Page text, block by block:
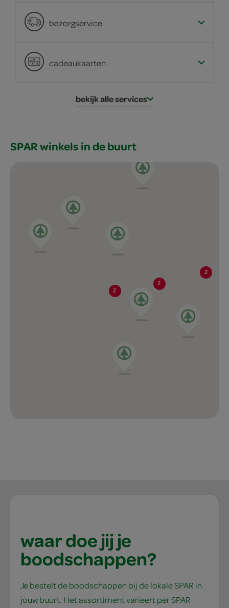
bezorgservice
cadeaukaarten
bekijk alle services
SPAR winkels in de buurt
2
2
2
waar doe jij je
boodschappen?
Je bestelt de boodschappen bij de lokale SPAR in
jouw buurt. Het assortiment varieert per SPAR